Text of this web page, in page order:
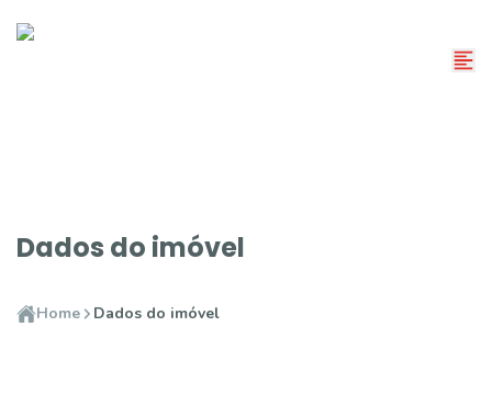
Dados do imóvel
Home Dados do imóvel